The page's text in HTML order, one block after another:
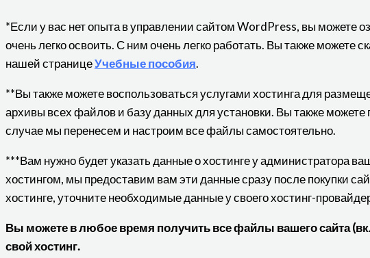
*Если у вас нет опыта в управлении сайтом WordPress, вы можете
очень легко освоить. С ним очень легко работать. Вы также можете
нашей страницеУчебные пособия.
**Вы также можете воспользоваться услугами хостинга для
архивы всех файлов и базу данных для установки. Вы также можете
случае мы перенесем и настроим все файлы самостоятельно.
***Вам нужно будет указать данные о хостинге у администратора
хостингом, мы предоставим вам эти данные сразу после покупки
хостинге, уточните необходимые данные у своего хостинг-
Вы можете в любое время получить все файлы вашего сайта
свой хостинг.